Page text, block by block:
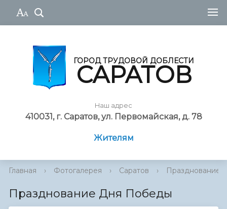
ГОРОД ТРУДОВОЙ ДОБЛЕСТИ
САРАТОВ
Наш адрес
410031, г. Саратов, ул. Первомайская, д. 78
Жителям
Главная › Фотогалерея › Саратов › Празднование
Празднование Дня Победы